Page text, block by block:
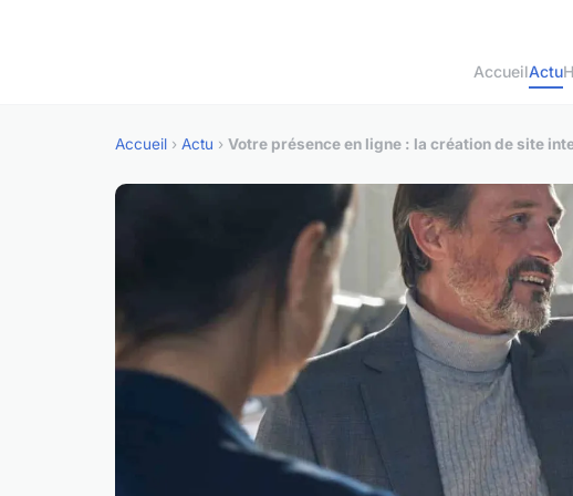
AccueilActu
Accueil › Actu › Votre présence en ligne : la création de site